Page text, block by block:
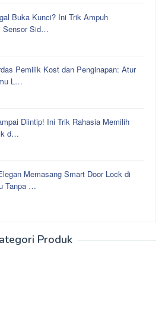
Buka Kunci? Ini Trik Ampuh
Sensor Sid…
Pemilik Kost dan Penginapan: Atur
L…
Diintip! Ini Trik Rahasia Memilih
d…
Memasang Smart Door Lock di
Tanpa …
Produk